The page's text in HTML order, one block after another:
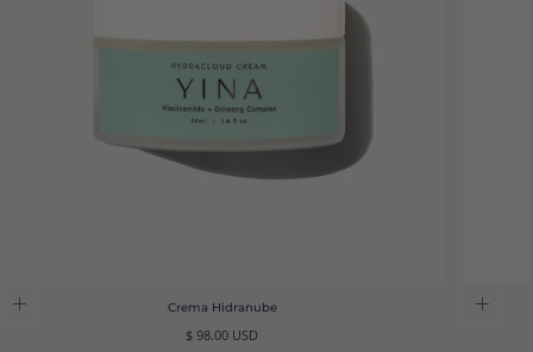
Crema Hidranube
Precio
$ 98.00 USD